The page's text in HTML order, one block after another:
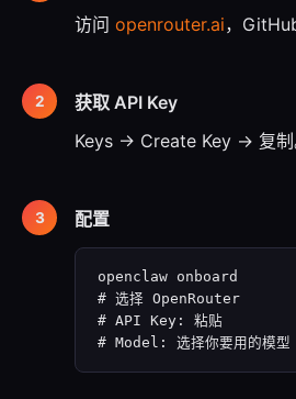
访问 openrouter.ai，
获取 API Key
Keys → Create Key → 复制
配置
openclaw onboard
# 选择 OpenRouter
# API Key: 粘贴
# Model: 选择你要用的模型